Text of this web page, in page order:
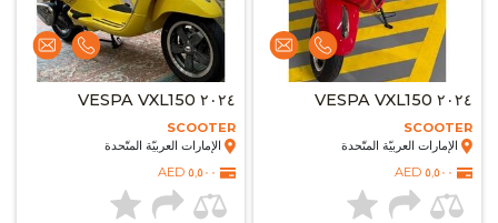
٢٠٢٤ VESPA VXL150
SCOOTER
الإمارات العربيّة المتّحدة
٥,٥٠٠ AED
٢٠٢٤ VESPA VXL150
SCOOTER
الإمارات العربيّة المتّحدة
٥,٥٠٠ AED